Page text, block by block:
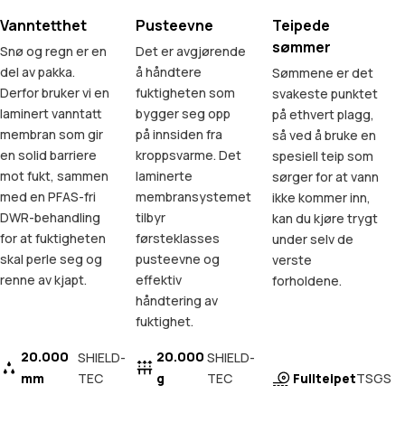
Vanntetthet
Snø og regn er en
del av pakka.
Derfor bruker vi en
laminert vanntatt
membran som gir
en solid barriere
mot fukt, sammen
med en PFAS-fri
DWR-behandling
for at fuktigheten
skal perle seg og
renne av kjapt.
20.000
mm
SHIELD-
TEC
Pusteevne
Det er avgjørende
å håndtere
fuktigheten som
bygger seg opp
på innsiden fra
kroppsvarme. Det
laminerte
membransystemet
tilbyr
førsteklasses
pusteevne og
effektiv
håndtering av
fuktighet.
20.000
g
SHIELD-
TEC
Teipede
sømmer
Sømmene er det
svakeste punktet
på ethvert plagg,
så ved å bruke en
spesiell teip som
sørger for at vann
ikke kommer inn,
kan du kjøre trygt
under selv de
verste
forholdene.
FullteipetTSGS